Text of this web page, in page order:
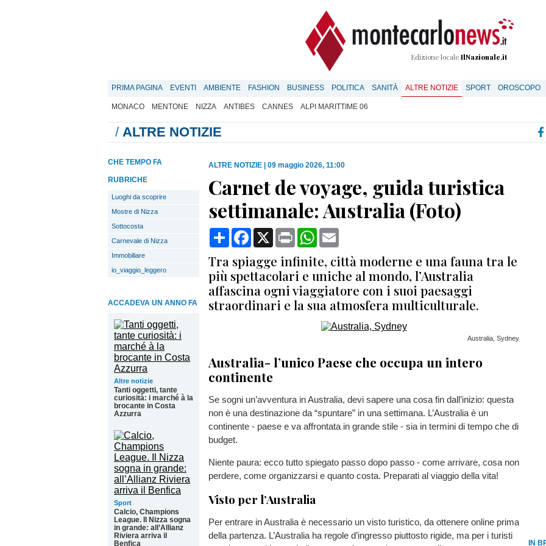
Edizione locale IlNazionale.it
PRIMA PAGINA EVENTI AMBIENTE FASHION BUSINESS POLITICA SANITÀ ALTRE NOTIZIE SPORT OROSCOPO
MONACO MENTONE NIZZA ANTIBES CANNES ALPI MARITTIME 06
/ ALTRE NOTIZIE
IN
CHE TEMPO FA
RUBRICHE
Luoghi da scoprire
Mostre di Nizza
Sottocosta
Carnevale di Nizza
Immobiliare
io_viaggio_leggero
ACCADEVA UN ANNO FA
Altre notizie
Tanti oggetti, tante
curiosità: i marché à la
brocante in Costa
Azzurra
Sport
Calcio, Champions
League. Il Nizza sogna
in grande: all’Allianz
Riviera arriva il
Benfica
ALTRE NOTIZIE 09 maggio 2026, 11:00
Carnet de voyage, guida turistica
settimanale: Australia (Foto)
CondividiFacebook
X Print WhatsApp
Tra spiagge infinite, città moderne e una fauna tra le
più spettacolari e uniche al mondo, l’Australia
affascina ogni viaggiatore con i suoi paesaggi
straordinari e la sua atmosfera multiculturale.
Australia, Sydney
Australia- l’unico Paese che occupa un intero
continente
Se sogni un’avventura in Australia, devi sapere una cosa fin dall’inizio: questa
non è una destinazione da “spuntare” in una settimana. L’Australia è un
continente - paese e va affrontata in grande stile - sia in termini di tempo che di
budget.
Niente paura: ecco tutto spiegato passo dopo passo - come arrivare, cosa non
perdere, come organizzarsi e quanto costa. Preparati al viaggio della vita!
Visto per l’Australia
Per entrare in Australia è necessario un visto turistico, da ottenere online prima
della partenza. L’Australia ha regole d’ingresso piuttosto rigide, ma per i turisti